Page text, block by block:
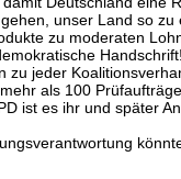
unser Land so
zu moderaten
Handschrift!
zu jeder
als 100
ist es ihr und später